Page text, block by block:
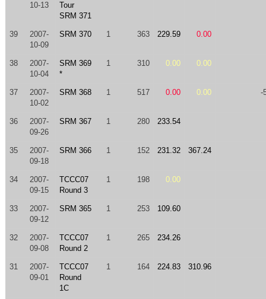
10-13
Tour
SRM 371
39
2007-
10-09
SRM 370 1 363 229.59 0.00
38
2007-
10-04
SRM 369
*
1 310 0.00 0.00
37
2007-
10-02
SRM 368 1 517 0.00 0.00 -
36
2007-
09-26
SRM 367 1 280 233.54
35
2007-
09-18
SRM 366 1 152 231.32 367.24
34
2007-
09-15
TCCC07
Round 3
1 198 0.00
33
2007-
09-12
SRM 365 1 253 109.60
32
2007-
09-08
TCCC07
Round 2
1 265 234.26
31
2007-
09-01
TCCC07
Round
1C
1 164 224.83 310.96